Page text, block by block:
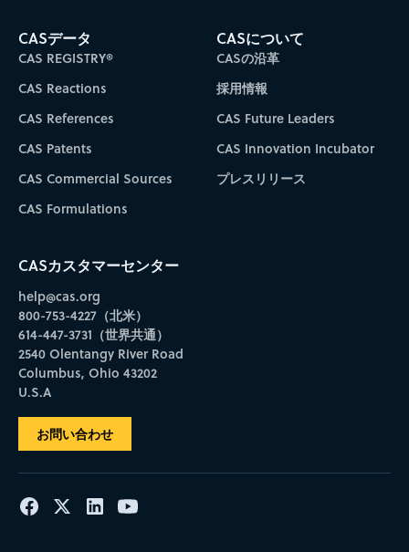
CASデータ
CAS REGISTRY®
CAS Reactions
CAS References
CAS Patents
CAS Commercial Sources
CAS Formulations
CASについて
CASの沿革
採用情報
CAS Future Leaders
CAS Innovation Incubator
プレスリリース
CASカスタマーセンター
help@cas.org
800-753-4227（北米）
614-447-3731（世界共通）
2540 Olentangy River Road
Columbus, Ohio 43202
U.S.A
お問い合わせ